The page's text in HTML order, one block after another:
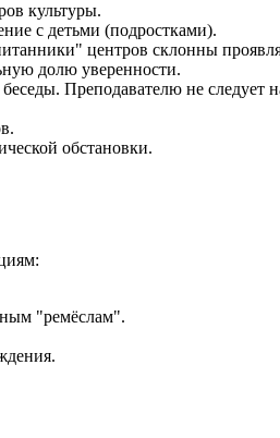
культуры.
с детьми (подростками).
центров склонны
долю уверенности.
Преподавателю не следует
обстановки.
"ремёслам".